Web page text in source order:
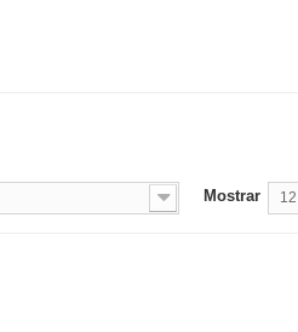
Mostrar 12